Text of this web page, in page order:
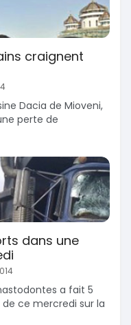
craignent
Dacia de Mioveni,
perte de
dans une
a fait 5
ce mercredi sur la